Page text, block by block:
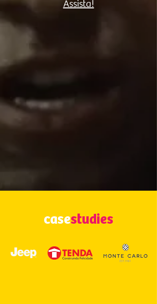
Assista!
casestudies